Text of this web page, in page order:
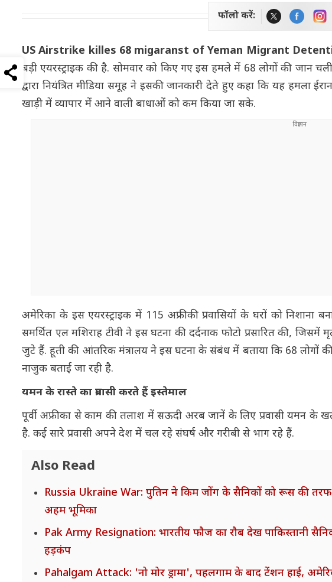
फॉलो करें:
US Airstrike killes 68 migaranst of Yeman Migrant
बड़ी एयरस्ट्राइक की है. सोमवार को किए गए इस हमले में 68 लोगों की जान
द्वारा नियंत्रित मीडिया समूह ने इसकी जानकारी देते हुए कहा कि यह हमला
खाड़ी में व्यापार में आने वाली बाधाओं को कम किया जा सके.
अमेरिका के इस एयरस्ट्राइक में 115 अफ्रीकी प्रवासियों के घरों को निशाना
समर्थित एल मशिराह टीवी ने इस घटना की दर्दनाक फोटो प्रसारित की,
जुटे हैं. हूती की आंतरिक मंत्रालय ने इस घटना के संबंध में बताया कि 68 लोगों
नाजुक बताई जा रही है.
यमन के रास्ते का प्रवासी करते हैं इस्तेमाल
पूर्वी अफ्रीका से काम की तलाश में सऊदी अरब जानें के लिए प्रवासी यमन के
है. कई सारे प्रवासी अपने देश में चल रहे संघर्ष और गरीबी से भाग रहे हैं.
Also Read
Russia Ukraine War: पुतिन ने किम जोंग के सैनिकों को रूस की
अहम भूमिका
Pak Army Resignation: भारतीय फौज का रौब देख पाकिस्तानी
हड़कंप
Pahalgam Attack: 'नो मोर ड्रामा', पहलगाम के बाद टेंशन हाई,